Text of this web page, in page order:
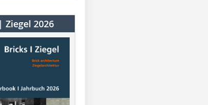
Ziegel 2026